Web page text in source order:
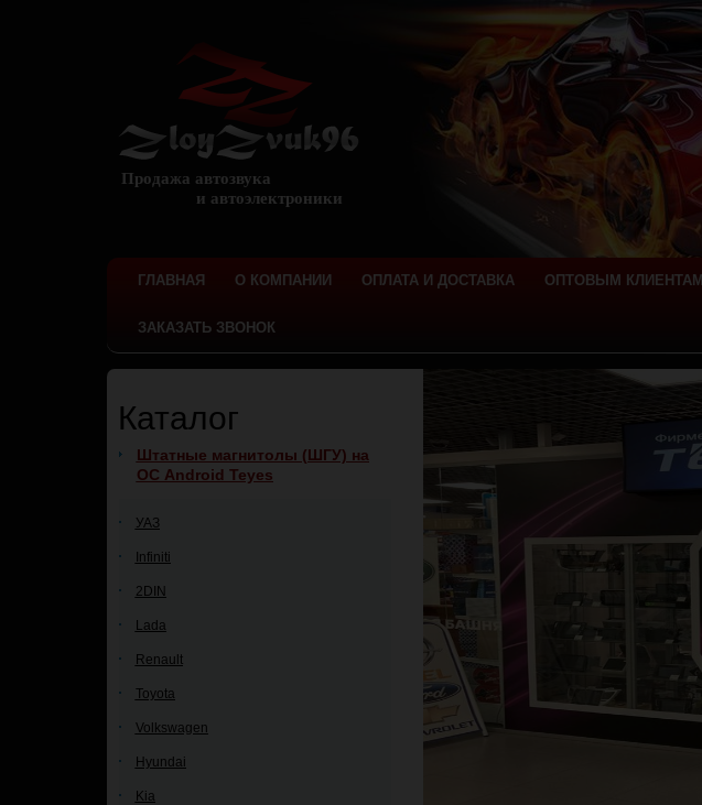
Продажа автозвука
и автоэлектроники
ГЛАВНАЯ О КОМПАНИИ ОПЛАТА И ДОСТАВКА ОПТОВЫМ КЛИЕНТАМ
ЗАКАЗАТЬ ЗВОНОК
Каталог
Штатные магнитолы (ШГУ) на
ОС Android Teyes
УАЗ
Infiniti
2DIN
Lada
Renault
Toyota
Volkswagen
Hyundai
Kia